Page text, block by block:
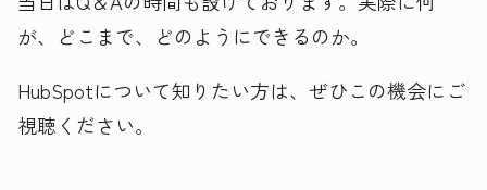
が、どこまで、どのようにできるのか。
HubSpotについて知りたい方は、ぜひこの機会にご
視聴ください。